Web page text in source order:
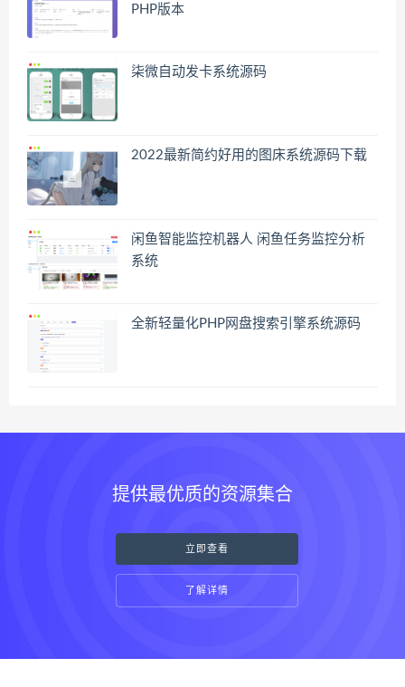
PHP版本
柒微自动发卡系统源码
2022最新简约好用的图床系统源码下载
闲鱼智能监控机器人 闲鱼任务监控分析
系统
全新轻量化PHP网盘搜索引擎系统源码
提供最优质的资源集合
立即查看
了解详情